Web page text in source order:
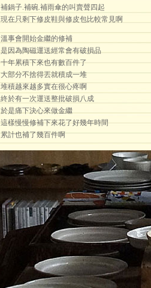
補鍋子.補碗.補雨傘的叫賣聲四起
現在只剩下修皮鞋與修皮包比較常見啊
溫事會開始金繼的修補
是因為陶磁運送經常會有破損品
十年累積下來也有數百件了
大部分不捨得丟就積成一堆
堆積越來越多實在很心疼啊
終於有一次運送整批破損八成
於是痛下決心來做金繼
這樣慢慢修補下來花了好幾年時間
累計也補了幾百件啊